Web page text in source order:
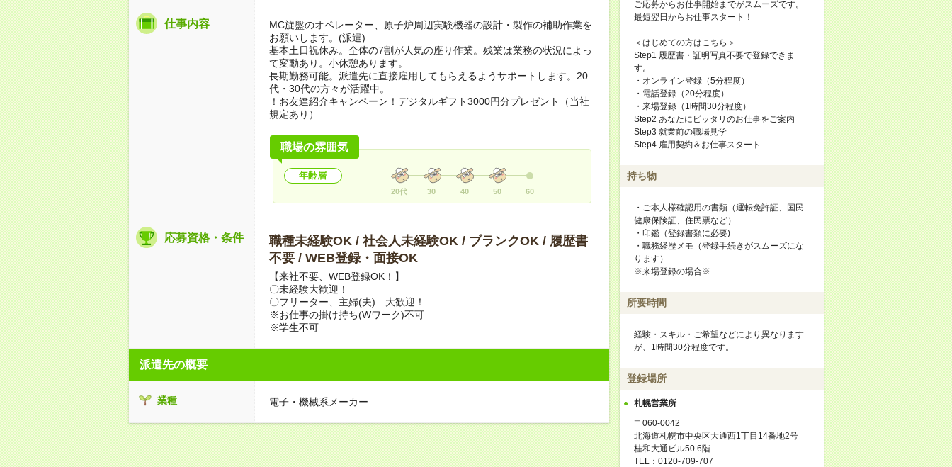
仕事内容
MC旋盤のオペレーター、原子炉周辺実験機器の設計・製作の補助作業を
お願いします。(派遣)
基本土日祝休み。全体の7割が人気の座り作業。残業は業務の状況によっ
て変動あり。小休憩あります。
長期勤務可能。派遣先に直接雇用してもらえるようサポートします。20
代・30代の方々が活躍中。
！お友達紹介キャンペーン！デジタルギフト3000円分プレゼント（当社
規定あり）
職場の雰囲気
年齢層
20代 30 40 50 60
応募資格・条件
職種未経験OK / 社会人未経験OK / ブランクOK / 履歴書
不要 / WEB登録・面接OK
【来社不要、WEB登録OK！】
〇未経験大歓迎！
〇フリーター、主婦(夫) 大歓迎！
※お仕事の掛け持ち(Wワーク)不可
※学生不可
派遣先の概要
業種 電子・機械系メーカー
ご応募からお仕事開始までがスムーズです。
最短翌日からお仕事スタート！
＜はじめての方はこちら＞
Step1 履歴書・証明写真不要で登録できま
す。
・オンライン登録（5分程度）
・電話登録（20分程度）
・来場登録（1時間30分程度）
Step2 あなたにピッタリのお仕事をご案内
Step3 就業前の職場見学
Step4 雇用契約＆お仕事スタート
持ち物
・ご本人様確認用の書類（運転免許証、国民
健康保険証、住民票など）
・印鑑（登録書類に必要)
・職務経歴メモ（登録手続きがスムーズにな
ります）
※来場登録の場合※
所要時間
経験・スキル・ご希望などにより異なります
が、1時間30分程度です。
登録場所
札幌営業所
〒060-0042
北海道札幌市中央区大通西1丁目14番地2号
桂和大通ビル50 6階
TEL：0120-709-707